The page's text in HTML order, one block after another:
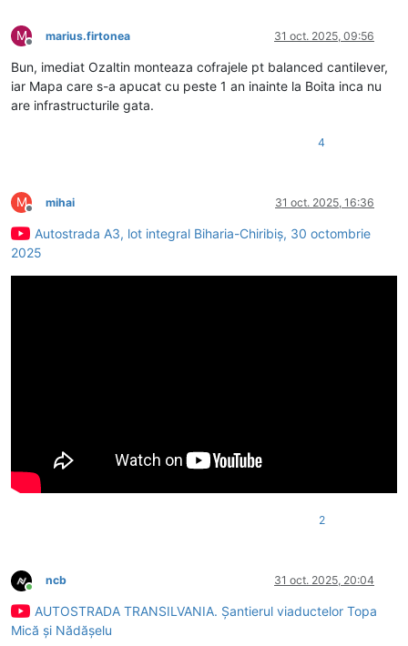
M
Deconectat
marius.firtonea 31 oct. 2025, 09:56
Bun, imediat Ozaltin monteaza cofrajele pt balanced cantilever,
iar Mapa care s-a apucat cu peste 1 an inainte la Boita inca nu
are infrastructurile gata.
4
M
Deconectat
mihai 31 oct. 2025, 16:36
Autostrada A3, lot integral Biharia-Chiribiș, 30 octombrie
2025
2
Conectat
ncb 31 oct. 2025, 20:04
AUTOSTRADA TRANSILVANIA. Șantierul viaductelor Topa
Mică și Nădășelu